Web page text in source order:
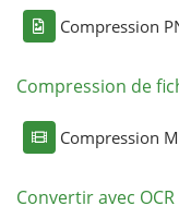
Compression
Compression de
Compression
Convertir avec OCR